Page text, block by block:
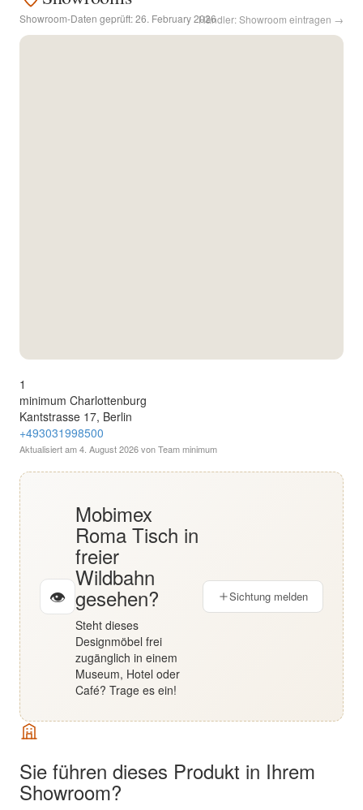
Kontakt
Deutsch
Showroom-Daten geprüft:26. February 2026Händler: Showroom eintragen →
1
minimum Charlottenburg
Kantstrasse 17, Berlin
+493031998500
Aktualisiert am4. August 2026von Team minimum
👁
Mobimex
Roma Tisch in
freier
Wildbahn
gesehen?
Steht dieses
Designmöbel frei
zugänglich in einem
Museum, Hotel oder
Café? Trage es ein!
Sichtung melden
Sie führen dieses Produkt in Ihrem
Showroom?